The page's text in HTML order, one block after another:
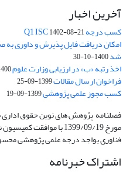
آخرین اخبار
کسب درجه Q1 ISC1402-08-21
امکان دریافت فایل پذیرش و داوری
شد1400-10-30
اخذ رتبه «ب» در ارزیابی وزارت علوم03-30
فراخوان ارسال مقالات1399-09-25
کسب مجوز علمی پژوهشی1399-09-19
مورخ 1399/09/19 با
فناوری بواجد درجه علمی پژوهشی
اشتراک خبرنامه